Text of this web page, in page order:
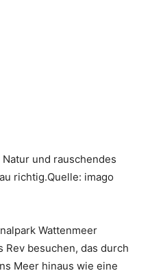
und rauschendes
richtig.Quelle: imago
Wattenmeer
Rev besuchen, das durch
Meer hinaus wie eine